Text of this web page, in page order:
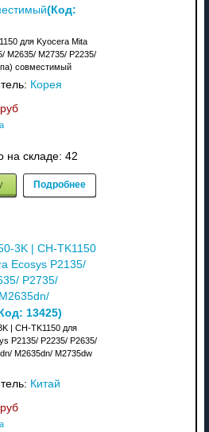
(Код:
для Kyocera Mita
M2635/ M2735/ P2235/
совместимый
Корея
на складе: 42
Подробнее
3K | CH-TK1150
Ecosys P2135/
P2735/
13425)
| CH-TK1150 для
P2135/ P2235/ P2635/
M2635dn/ M2735dw
Китай